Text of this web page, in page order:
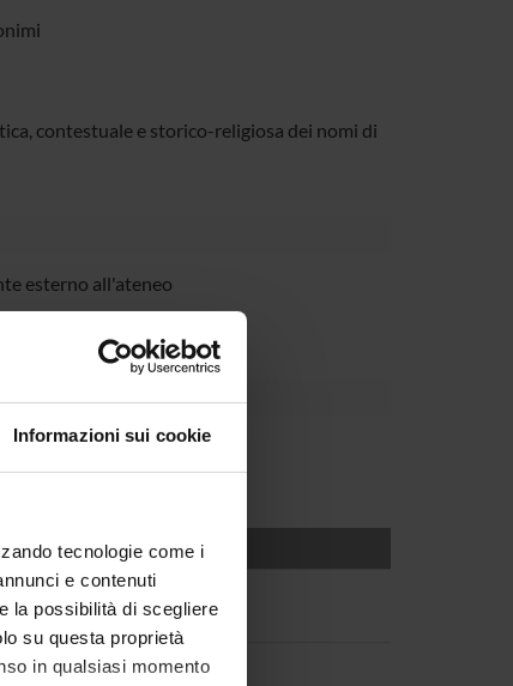
Informazioni sui cookie
tecnologie come i
e contenuti
la possibilità di scegliere
su questa proprietà
in qualsiasi momento
contestuale e storico-religiosa dei nomi di
esterno all'ateneo